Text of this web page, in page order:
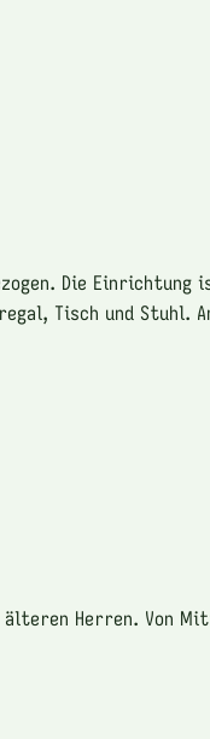
Die
Tisch und Stuhl.
Herren. Von